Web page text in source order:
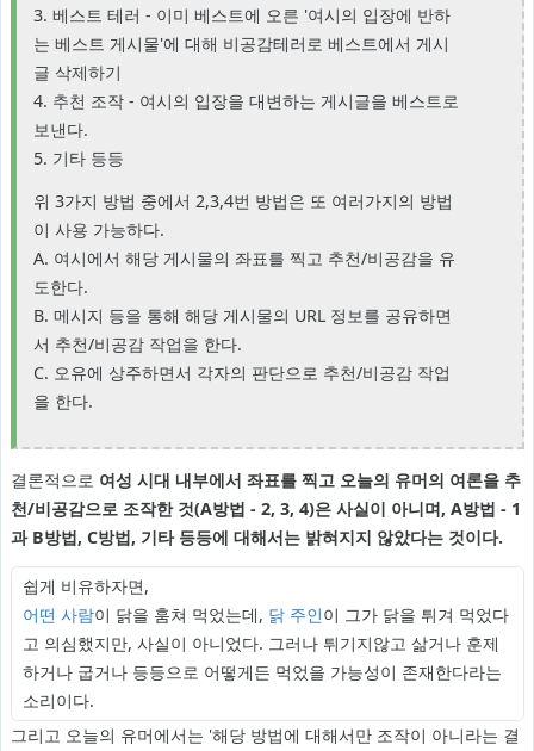
3. 베스트 테러 - 이미 베스트에 오른 '여시의 입장에 반하
는 베스트 게시물'에 대해 비공감테러로 베스트에서 게시
글 삭제하기
4. 추천 조작 - 여시의 입장을 대변하는 게시글을 베스트로
보낸다.
5. 기타 등등
위 3가지 방법 중에서 2,3,4번 방법은 또 여러가지의 방법
이 사용 가능하다.
A. 여시에서 해당 게시물의 좌표를 찍고 추천/비공감을 유
도한다.
B. 메시지 등을 통해 해당 게시물의 URL 정보를 공유하면
서 추천/비공감 작업을 한다.
C. 오유에 상주하면서 각자의 판단으로 추천/비공감 작업
을 한다.
결론적으로 여성 시대 내부에서 좌표를 찍고 오늘의 유머의 여론을 추
천/비공감으로 조작한 것(A방법 - 2, 3, 4)은 사실이 아니며, A방법 - 1
과 B방법, C방법, 기타 등등에 대해서는 밝혀지지 않았다는 것이다.
쉽게 비유하자면,
어떤 사람이 닭을 훔쳐 먹었는데, 닭 주인이 그가 닭을 튀겨 먹었다
고 의심했지만, 사실이 아니었다. 그러나 튀기지않고 삶거나 훈제
하거나 굽거나 등등으로 어떻게든 먹었을 가능성이 존재한다라는
소리이다.
그리고 오늘의 유머에서는 '해당 방법에 대해서만 조작이 아니라는 결